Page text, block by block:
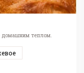
домашним теплом.